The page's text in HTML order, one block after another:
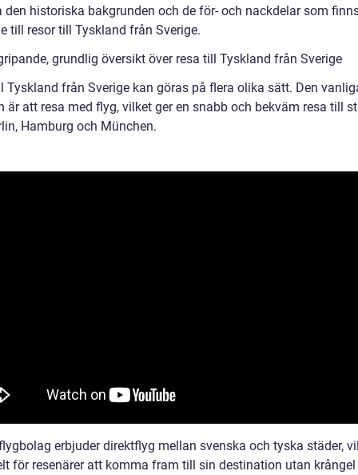
den historiska bakgrunden och de för- och nackdelar som
till resor till Tyskland från Sverige.
grundlig översikt över resa till Tyskland från Sverige
Tyskland från Sverige kan göras på flera olika sätt. Den
är att resa med flyg, vilket ger en snabb och bekväm resa till
Hamburg och München.
erbjuder direktflyg mellan svenska och tyska städer,
för resenärer att komma fram till sin destination utan krångel